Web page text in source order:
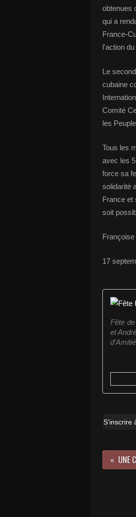
obtenues
qui a
France-
l'action
Le
cubaine
Comité
les
Tous les
avec les
force sa
solidarité
France et
soit
17
Fête
et
S'inscrire